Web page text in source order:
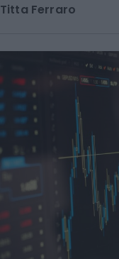
Titta Ferraro